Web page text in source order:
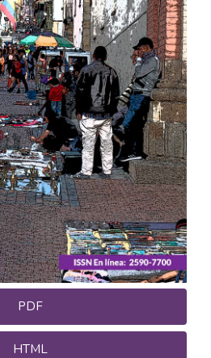
PDF
HTML